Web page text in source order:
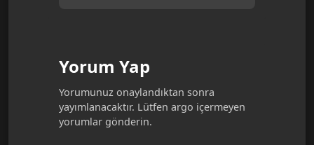
Yorum Yap
Yorumunuz onaylandıktan sonra
yayımlanacaktır. Lütfen argo içermeyen
yorumlar gönderin.